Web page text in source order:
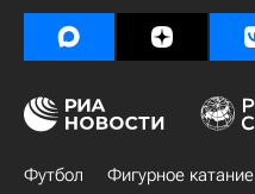
Футбол Фигурное катание